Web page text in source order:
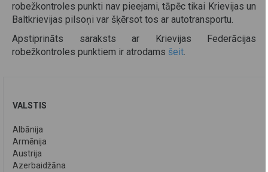
robežkontroles punkti nav pieejami, tāpēc tikai Krievijas un
Baltkrievijas pilsoņi var šķērsot tos ar autotransportu.
Apstiprināts saraksts ar Krievijas Federācijas
robežkontroles punktiem ir atrodams šeit.
VALSTIS
Albānija
Armēnija
Austrija
Azerbaidžāna